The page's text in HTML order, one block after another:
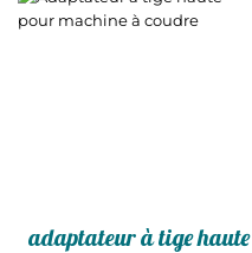
adaptateur à tige haute